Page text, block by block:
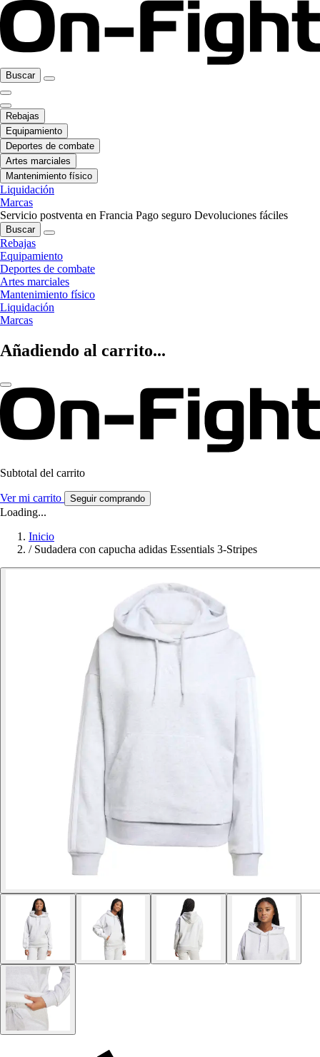
Buscar
Rebajas
Equipamiento
Deportes de combate
Artes marciales
Mantenimiento físico
Liquidación
Marcas
Servicio postventa en Francia Pago seguro Devoluciones fáciles
Buscar
Rebajas
Equipamiento
Deportes de combate
Artes marciales
Mantenimiento físico
Liquidación
Marcas
Añadiendo al carrito...
Subtotal del carrito
Ver mi carrito Seguir comprando
Loading...
Inicio
/ Sudadera con capucha adidas Essentials 3-Stripes